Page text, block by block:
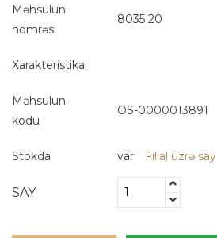
Məhsulun
nömrəsi
8035 20
Xarakteristika
Məhsulun
kodu
OS-0000013891
Stokda var Filial üzrə say
SAY